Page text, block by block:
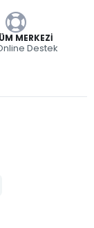
MERKEZI
Destek